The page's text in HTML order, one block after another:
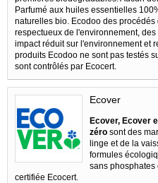
Parfumé aux huiles essentielles
naturelles bio. Ecodoo des procédés
respectueux de l'environnement,
impact réduit sur l'environnement et
produits Ecodoo ne sont pas testés
sont contrôlés par Ecocert.
Ecover
Ecover, Ecover
zéro sont des
linge et de la
formules
sans phosphates
certifiée Ecocert.